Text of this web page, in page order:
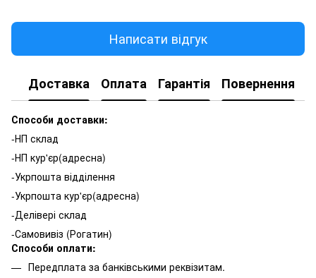
Написати відгук
Доставка Оплата Гарантія Повернення
Способи доставки:
-НП склад
-НП кур'єр(адресна)
-Укрпошта відділення
-Укрпошта кур'єр(адресна)
-Делівері склад
-Самовивіз (Рогатин)
Способи оплати:
Передплата за банківськими реквізитам.